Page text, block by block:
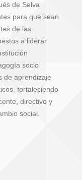
de Selva
para que sean
de las
a liderar
socio
de aprendizaje
fortaleciendo
directivo y
social.